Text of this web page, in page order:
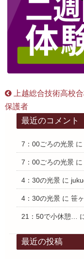
上越総合技術高校
保護者
最近のコメント
7：00ごろの光景に
7：00ごろの光景に
4：30の光景に
4：30の光景に 笹
21：50で小休憩…
最近の投稿